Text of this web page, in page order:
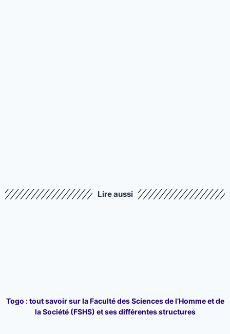
Lire aussi
Togo : tout savoir sur la Faculté des Sciences de l’Homme et de
la Société (FSHS) et ses différentes structures